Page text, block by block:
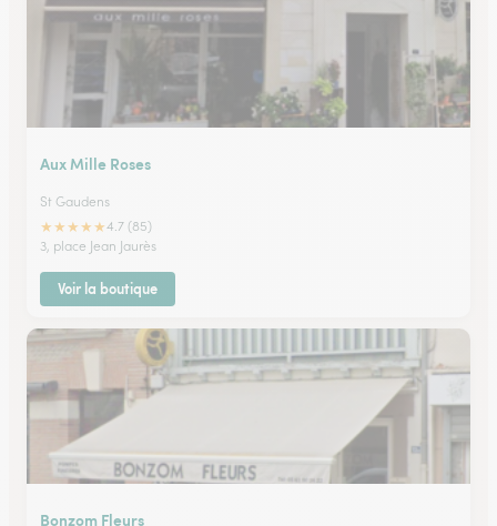
Aux Mille Roses
St Gaudens
★★★★★4.7 (85)
3, place Jean Jaurès
Voir la boutique
Bonzom Fleurs